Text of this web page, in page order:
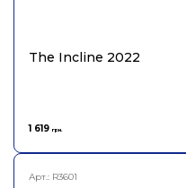
The Incline 2022
1 619 грн.
Арт.: R3601